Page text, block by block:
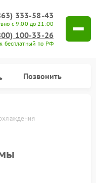
333-58-43
с 9:00 до 21:00
100-33-26
бесплатный по РФ
Позвонить